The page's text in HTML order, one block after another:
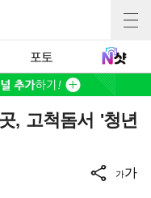
포토
, 고척돔서 '청년
가가